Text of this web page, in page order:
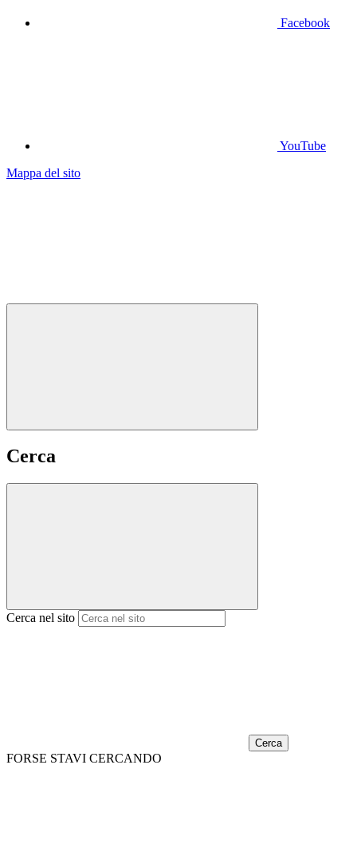
Facebook
YouTube
Mappa del sito
Cerca
Cerca nel sito
Cerca
FORSE STAVI CERCANDO